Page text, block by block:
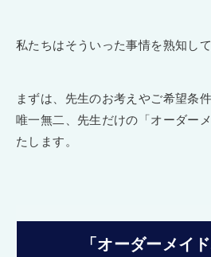
私たちはそういった事情を熟知して
まずは、先生のお考えやご希望条
唯一無二、先生だけの「オーダー
たします。
「オーダーメイ